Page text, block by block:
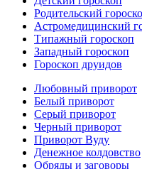
Родительский
Астромедицинский
Типажный гороскоп
Западный гороскоп
Гороскоп друидов
Любовный приворот
Белый приворот
Серый приворот
Черный приворот
Приворот Вуду
Денежное колдовство
Обряды и заговоры